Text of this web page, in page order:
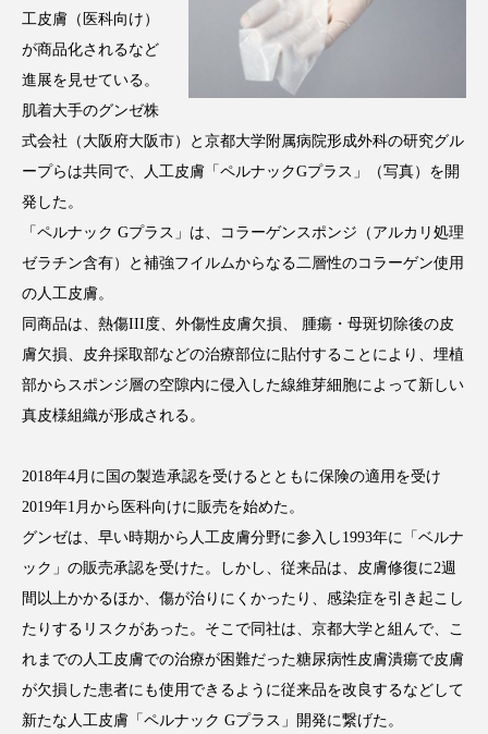
アスレジャーコスメ アレルギー
アンチエイジング アンチソリチュード
インナービューティーアワード2025受賞商品
ウェアラブルデバイス ウェルネス
ウェルビーイング
エクソソーム オーガニック オゾン
カウンセラー カウンセリング
クローズアップ ケーススタディ
コグニティブヘルス コスト削減
コネクテッド・ビューティ コミュニケーション
コルチゾール サステナビリティ
工皮膚（医科向け）
が商品化されるなど
進展を見せている。
肌着大手のグンゼ株
式会社（大阪府大阪市）と京都大学附属病院形成外科の研究グル
ープらは共同で、人工皮膚「ペルナックGプラス」（写真）を開
発した。
「ペルナック Gプラス」は、コラーゲンスポンジ（アルカリ処理
ゼラチン含有）と補強フイルムからなる二層性のコラーゲン使用
の人工皮膚。
同商品は、熱傷III度、外傷性皮膚欠損、 腫瘍・母斑切除後の皮
膚欠損、皮弁採取部などの治療部位に貼付することにより、埋植
部からスポンジ層の空隙内に侵入した線維芽細胞によって新しい
真皮様組織が形成される。
2018年4月に国の製造承認を受けるとともに保険の適用を受け
2019年1月から医科向けに販売を始めた。
グンゼは、早い時期から人工皮膚分野に参入し1993年に「ベルナ
ック」の販売承認を受けた。しかし、従来品は、皮膚修復に2週
間以上かかるほか、傷が治りにくかったり、感染症を引き起こし
たりするリスクがあった。そこで同社は、京都大学と組んで、こ
れまでの人工皮膚での治療が困難だった糖尿病性皮膚潰瘍で皮膚
が欠損した患者にも使用できるように従来品を改良するなどして
新たな人工皮膚「ペルナック Gプラス」開発に繋げた。